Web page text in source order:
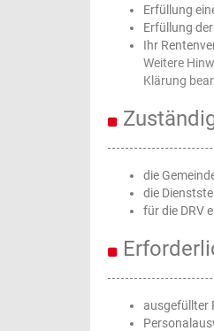
Erfüllung
Erfüllung
Ihr
Weitere
Klärung
die
die
für die DRV
ausgefüllter